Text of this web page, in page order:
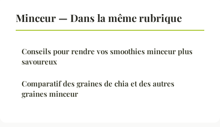
Minceur — Dans la même rubrique
Conseils pour rendre vos smoothies minceur plus
savoureux
Comparatif des graines de chia et des autres
graines minceur